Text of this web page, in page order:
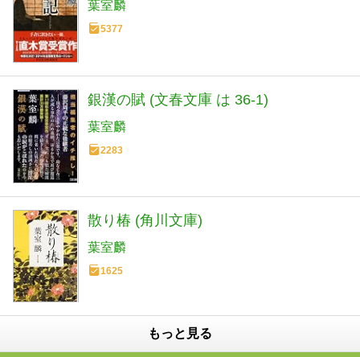
葉室麟
5377
銀漢の賦 (文春文庫 は 36-1)
葉室麟
2283
散り椿 (角川文庫)
葉室麟
1625
もっと見る